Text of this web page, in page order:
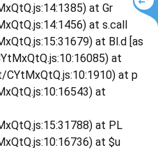
at Gr
at s.call
at Bl.d [as
at
at p
at
at PL
at $u